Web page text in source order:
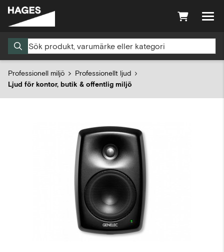
Professionell miljö
Professionellt ljud
Ljud för kontor, butik & offentlig miljö